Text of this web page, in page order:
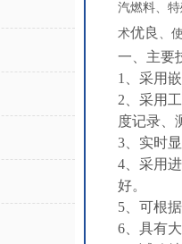
汽燃料、
术优良 、
一、主要
1、采用
2、采用
度记录、
3、实时
4、采用
好。
5、可根
6、具有